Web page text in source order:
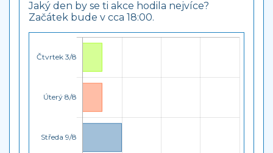
Jaký den by se ti akce hodila nejvíce?
Začátek bude v cca 18:00.